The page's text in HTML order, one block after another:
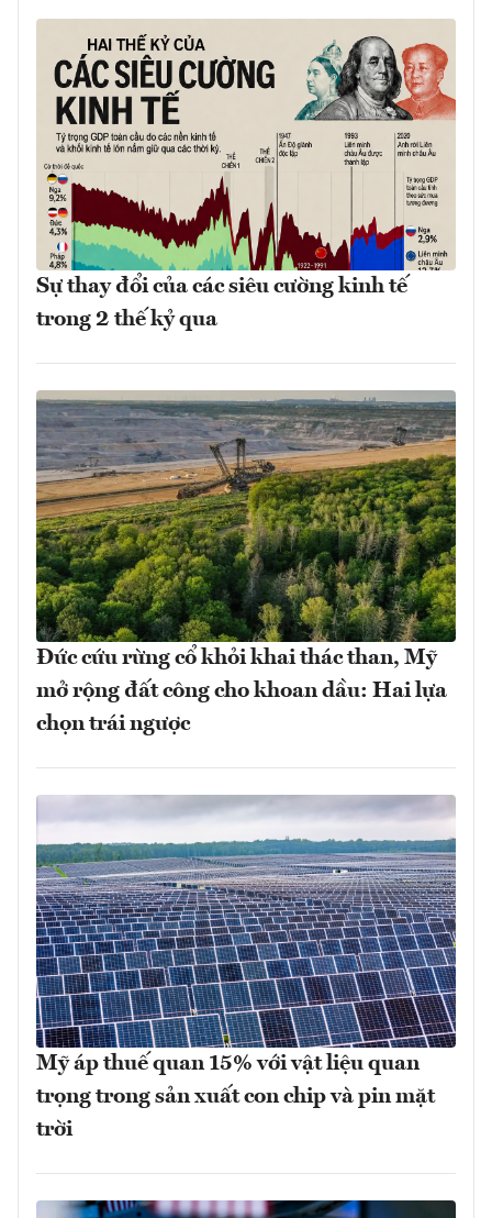
Sự thay đổi của các siêu cường kinh tế
trong 2 thế kỷ qua
Đức cứu rừng cổ khỏi khai thác than, Mỹ
mở rộng đất công cho khoan dầu: Hai lựa
chọn trái ngược
Mỹ áp thuế quan 15% với vật liệu quan
trọng trong sản xuất con chip và pin mặt
trời